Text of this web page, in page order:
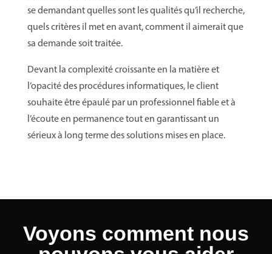
se demandant quelles sont les qualités qu’il recherche,
quels critères il met en avant, comment il aimerait que
sa demande soit traitée.
Devant la complexité croissante en la matière et
l’opacité des procédures informatiques, le client
souhaite être épaulé par un professionnel fiable et à
l’écoute en permanence tout en garantissant un
sérieux à long terme des solutions mises en place.
Voyons comment nous